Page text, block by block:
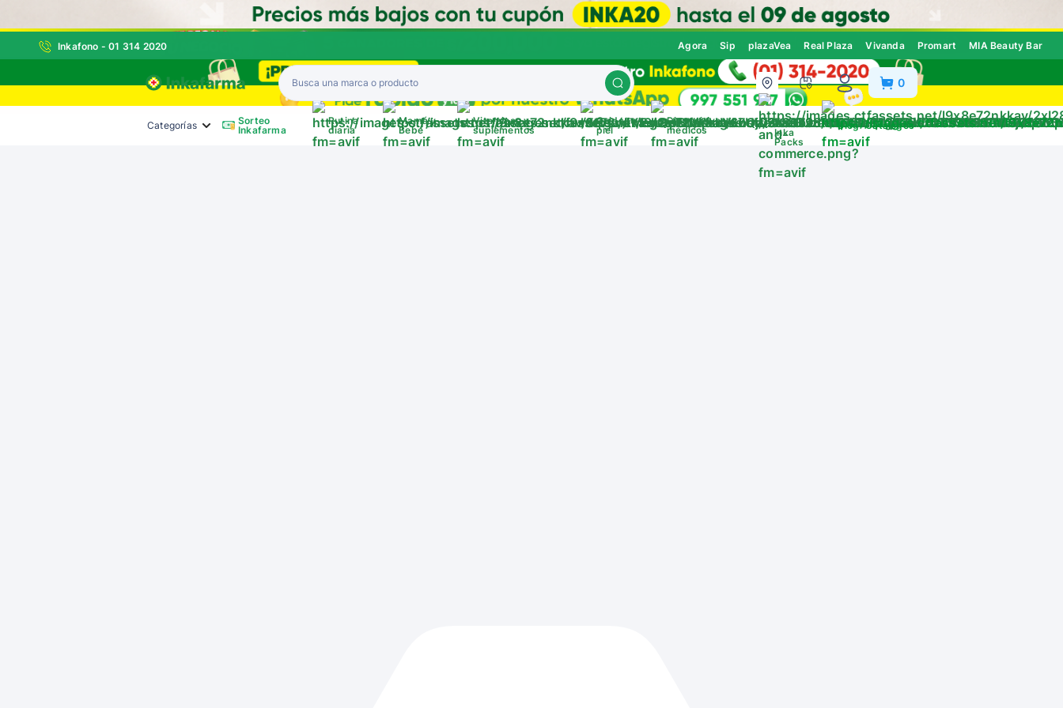
Inkafono - 01 314 2020 Agora Sip plazaVea Real Plaza Vivanda Promart MIA Beauty Bar
0
Categorías
Sorteo
Inkafarma
Rutina
diaria
Mamá y
Bebé
Vitaminas y
suplementos
Cuida tu
piel
Dispositivos
médicos
Inka
Packs
Blog Catálogos